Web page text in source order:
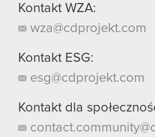
Kontakt WZA:
wza@cdprojekt.com
Kontakt ESG:
esg@cdprojekt.com
Kontakt dla